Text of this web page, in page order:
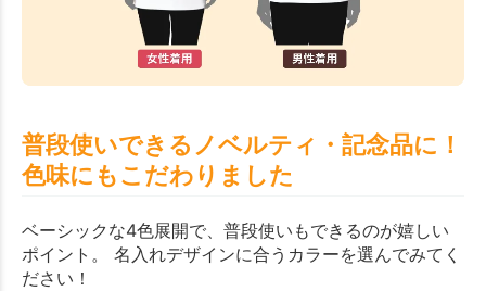
普段使いできるノベルティ・記念品に！
色味にもこだわりました
ベーシックな4色展開で、普段使いもできるのが嬉しい
ポイント。 名入れデザインに合うカラーを選んでみてく
ださい！